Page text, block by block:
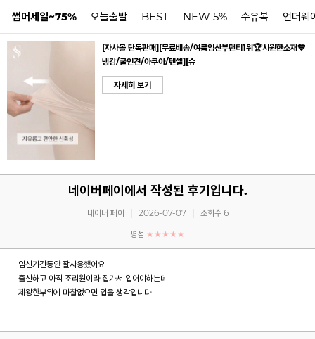
썸머세일~75% 오늘출발 BEST NEW 5% 수유복 언더웨
[자사몰 단독판매][무료배송/여름임산부팬티1위🏆시원한소재💙
냉감/쿨인견/아쿠아/텐셀][슈
자세히 보기
네이버페이에서 작성된 후기입니다.
네이버 페이 2026-07-07
조회수 6
평점 ★★★★★
임신기간동안 잘사용했어요
출산하고 아직 조리원이라 집가서 입어야하는데
제왕한부위에 마찰없으면 입을 생각입니다